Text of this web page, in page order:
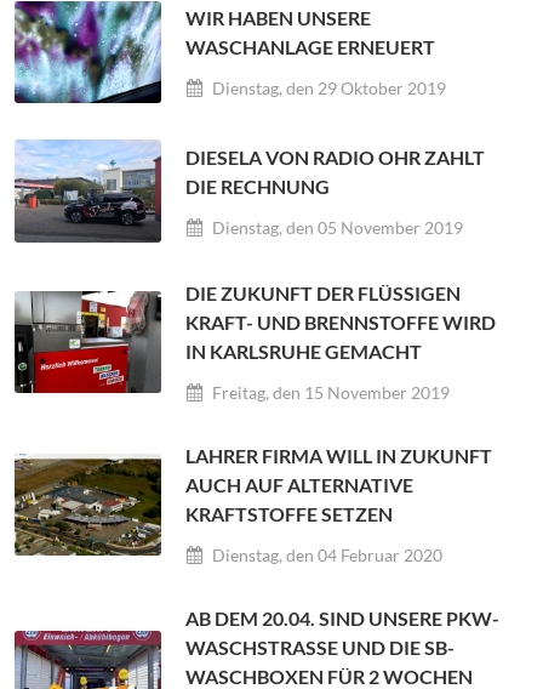
WIR HABEN UNSERE
WASCHANLAGE ERNEUERT
Dienstag, den 29 Oktober 2019
DIESELA VON RADIO OHR ZAHLT
DIE RECHNUNG
Dienstag, den 05 November 2019
DIE ZUKUNFT DER FLÜSSIGEN
KRAFT- UND BRENNSTOFFE WIRD
IN KARLSRUHE GEMACHT
Freitag, den 15 November 2019
LAHRER FIRMA WILL IN ZUKUNFT
AUCH AUF ALTERNATIVE
KRAFTSTOFFE SETZEN
Dienstag, den 04 Februar 2020
AB DEM 20.04. SIND UNSERE PKW-
WASCHSTRASSE UND DIE SB-W
ASCHBOXEN FÜR 2 WOCHEN G